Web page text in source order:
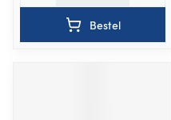
Bestel